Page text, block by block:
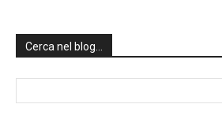
Cerca nel blog…